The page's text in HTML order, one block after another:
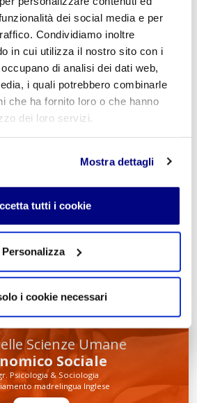
dei social media e per
Condividiamo inoltre
in cui utilizza il nostro sito con i
di analisi dei dati web,
i quali potrebbero combinarle
che ha fornito loro o che hanno
dei loro servizi.
Mostra dettagli
tutti i cookie
Personalizza
i cookie necessari
deidati personali *
Scienze Umane
Sociale
Psicologia & Sociologia
madrelingua Inglese